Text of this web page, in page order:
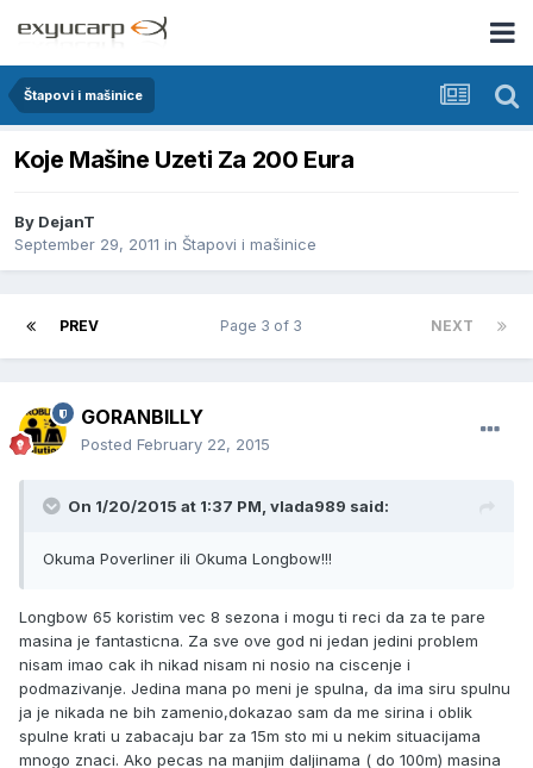
Štapovi i mašinice
Koje Mašine Uzeti Za 200 Eura
By DejanT
September 29, 2011 in Štapovi i mašinice
PREV NEXT
Page 3 of 3
GORANBILLY
Posted February 22, 2015
On 1/20/2015 at 1:37 PM, vlada989 said:
Okuma Poverliner ili Okuma Longbow!!!
Longbow 65 koristim vec 8 sezona i mogu ti reci da za te pare
masina je fantasticna. Za sve ove god ni jedan jedini problem
nisam imao cak ih nikad nisam ni nosio na ciscenje i
podmazivanje. Jedina mana po meni je spulna, da ima siru spulnu
ja je nikada ne bih zamenio,dokazao sam da me sirina i oblik
spulne krati u zabacaju bar za 15m sto mi u nekim situacijama
mnogo znaci. Ako pecas na manjim daljinama ( do 100m) masina